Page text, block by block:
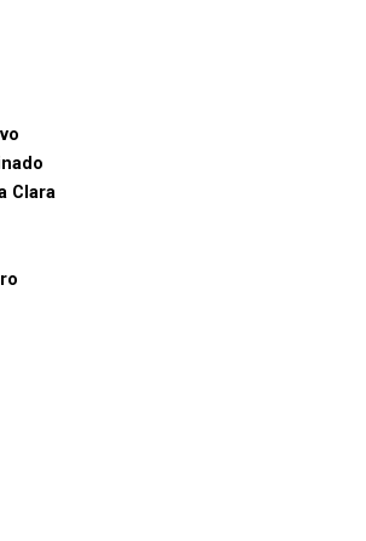
de León, II Duque de Arcos, fue
y mecenas que promovió las
durante el Renacimiento. Entre
Clara